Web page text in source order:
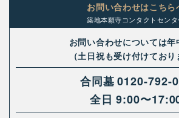
お問い合わせはこちら
築地本願寺コンタクトセンタ
お問い合わせについては年
（土日祝も受け付けており
合同墓 0120-792-
全日 9:00〜